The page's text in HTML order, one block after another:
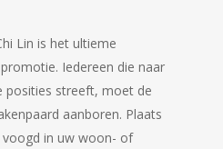
is:
€155.99.
Lin is het ultieme
Iedereen die naar
posities streeft, moet de
aanboren. Plaats
voogd in uw woon- of